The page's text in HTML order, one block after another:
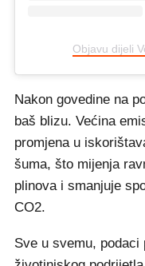
Objavu dijeli
Nakon govedine na
baš blizu. Većina
promjena u
šuma, što mijenja
plinova i smanjuje
CO2.
Sve u svemu, podaci